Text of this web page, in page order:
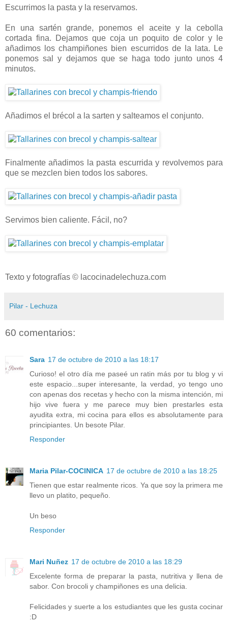
Escurrimos la pasta y la reservamos.
En una sartén grande, ponemos el aceite y la cebolla
cortada fina. Dejamos que coja un poquito de color y le
añadimos los champiñones bien escurridos de la lata. Le
ponemos sal y dejamos que se haga todo junto unos 4
minutos.
Añadimos el brécol a la sarten y salteamos el conjunto.
Finalmente añadimos la pasta escurrida y revolvemos para
que se mezclen bien todos los sabores.
Servimos bien caliente. Fácil, no?
Texto y fotografías © lacocinadelechuza.com
Pilar - Lechuza
60 comentarios:
Sara 17 de octubre de 2010 a las 18:17
Curioso! el otro día me paseé un ratin más por tu blog y vi
este espacio...super interesante, la verdad, yo tengo uno
con apenas dos recetas y hecho con la misma intención, mi
hijo vive fuera y me parece muy bien prestarles esta
ayudita extra, mi cocina para ellos es absolutamente para
principiantes. Un besote Pilar.
Responder
Maria Pilar-COCINICA 17 de octubre de 2010 a las 18:25
Tienen que estar realmente ricos. Ya que soy la primera me
llevo un platito, pequeño.
Un beso
Responder
Mari Nuñez 17 de octubre de 2010 a las 18:29
Excelente forma de preparar la pasta, nutritiva y llena de
sabor. Con brocoli y champiñones es una delicia.
Felicidades y suerte a los estudiantes que les gusta cocinar
:D